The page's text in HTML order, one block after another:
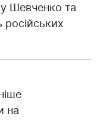
Шевченко та
російських
на